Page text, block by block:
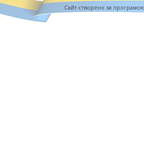
Cайт створено за